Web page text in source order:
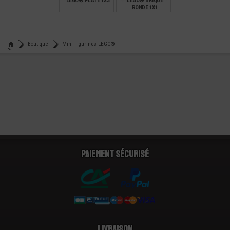
RONDE 1X1
Boutique
Mini-Figurines LEGO®
LEGO® Mini-Figurines Creator- Icons
Paiement sécurisé